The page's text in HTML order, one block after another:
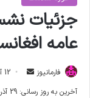
جزئیات
عامه
فارمانیوز
12 آذر 1404 - 11:38 ق.ظ
آخرین به روز رسانی: 29 آذر 1404 - 11:38 ق.ظ